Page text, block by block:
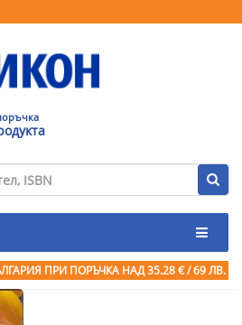
ПРИ ПОРЪЧКА НАД 35.28 € / 69 ЛВ.